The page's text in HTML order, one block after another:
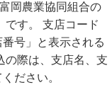
岡農業協同組合の
です。 支店コード
号」と表示される
の際は、支店名、支
ださい。